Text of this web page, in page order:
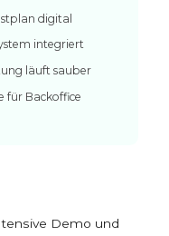
digital
integriert
läuft sauber
für Backoffice
Demo und